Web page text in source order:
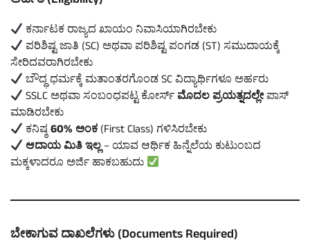
ಕರ್ನಾಟಕ ರಾಜ್ಯದ ಖಾಯಂ ನಿವಾಸಿಯಾಗಿರಬೇಕು
ಪರಿಶಿಷ್ಟ ಜಾತಿ (SC) ಅಥವಾ ಪರಿಶಿಷ್ಟ ಪಂಗಡ (ST) ಸಮುದಾಯಕ್ಕೆ
ಸೇರಿದವರಾಗಿರಬೇಕು
ಬೌದ್ಧ ಧರ್ಮಕ್ಕೆ ಮತಾಂತರಗೊಂಡ SC ವಿದ್ಯಾರ್ಥಿಗಳೂ ಅರ್ಹರು
SSLC ಅಥವಾ ಸಂಬಂಧಪಟ್ಟ ಕೋರ್ಸ್ಮೊದಲ ಪ್ರಯತ್ನದಲ್ಲೇಪಾಸ್
ಮಾಡಿರಬೇಕು
ಕನಿಷ್ಠ60% ಅಂಕ(First Class) ಗಳಿಸಿರಬೇಕು
ಆದಾಯ ಮಿತಿ ಇಲ್ಲ– ಯಾವ ಆರ್ಥಿಕ ಹಿನ್ನೆಲೆಯ ಕುಟುಂಬದ
ಮಕ್ಕಳಾದರೂ ಅರ್ಜಿ ಹಾಕಬಹುದು
ಬೇಕಾಗುವ ದಾಖಲೆಗಳು (Documents Required)